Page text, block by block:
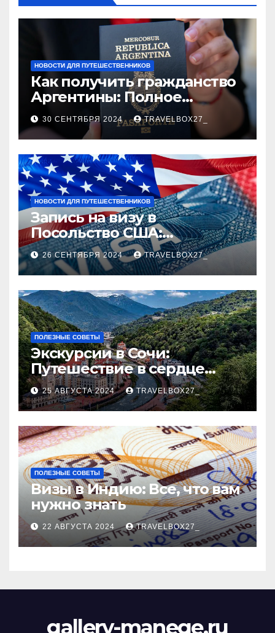
НОВОСТИ ДЛЯ ПУТЕШЕСТВЕННИКОВ
Как получить гражданство
Аргентины: Полное
руководство
30 СЕНТЯБРЯ 2024 TRAVELBOX27_
НОВОСТИ ДЛЯ ПУТЕШЕСТВЕННИКОВ
Запись на визу в
Посольство США:
Пошаговое руководство
26 СЕНТЯБРЯ 2024 TRAVELBOX27_
ПОЛЕЗНЫЕ СОВЕТЫ
Экскурсии в Сочи:
Путешествие в сердце
Черноморского курорта
25 АВГУСТА 2024 TRAVELBOX27_
ПОЛЕЗНЫЕ СОВЕТЫ
Визы в Индию: Все, что вам
нужно знать
22 АВГУСТА 2024 TRAVELBOX27_
gallery-manege.ru